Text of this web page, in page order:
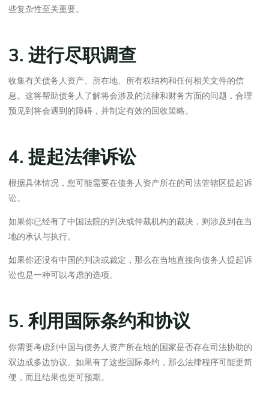
些复杂性至关重要。
3. 进行尽职调查
收集有关债务人资产、所在地、所有权结构和任何相关文件的信
息。这将帮助债务人了解将会涉及的法律和财务方面的问题，合理
预见到将会遇到的障碍，并制定有效的回收策略。
4. 提起法律诉讼
根据具体情况，您可能需要在债务人资产所在的司法管辖区提起诉
讼。
如果你已经有了中国法院的判决或仲裁机构的裁决，则涉及到在当
地的承认与执行。
如果你还没有中国的判决或裁定，那么在当地直接向债务人提起诉
讼也是一种可以考虑的选项。
5. 利用国际条约和协议
你需要考虑到中国与债务人资产所在地的国家是否存在司法协助的
双边或多边协议。如果有了这些国际条约，那么法律程序可能更简
便，而且结果也更可预期。